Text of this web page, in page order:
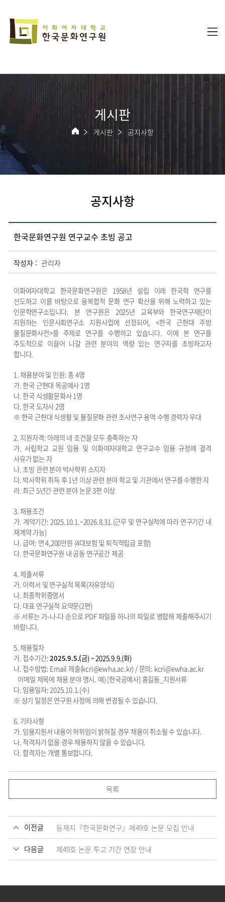
게시판
게시판 공지사항
공지사항
한국문화연구원 연구교수 초빙 공고
작성자 : 관리자
이화여자대학교 한국문화연구원은 1958년 설립 이래 한국학 연구를
선도하고 이를 바탕으로 융복합적 문화 연구 확산을 위해 노력하고 있는
인문학연구소입니다 .본 연구원은 2025년 교육부와 한국연구재단이
지원하는 인문사회연구소 지원사업에 선정되어 , <한국 근현대 주방
물질문화사전>를 주제로 연구를 수행하고 있습니다. 이에 본 연구를
주도적으로 이끌어 나갈 관련 분야의 역량 있는 연구자를 초빙하고자
합니다.
1. 채용분야 및 인원:총4명
가.한국 근현대 목공예사 1명
나.한국 식생활문화사1명
다.한국 도자사2명
※ 한국 근현대 식생활 및 물질문화 관련 조사연구 용역 수행 경력자 우대
2. 지원자격: 아래의 네 조건을 모두 충족하는 자
가. 사립학교 교원 임용 및 이화여자대학교 연구교수 임용 규정에 결격
사유가 없는 자
나. 초빙 관련 분야 박사학위 소지자
다. 박사학위 취득 후1년 이상 관련 분야 학교 및 기관에서 연구를 수행한 자
라. 최근 5년간 관련 분야 논문3편 이상
3. 채용조건
가. 계약기간: 2025.10.1.~2026.8.31.(근무 및 연구실적에 따라 연구기간 내
재계약 가능)
나.급여: 연4,200만원 (4대보험 및 퇴직적립금 포함)
다.한국문화연구원 내 공동 연구공간 제공
4.제출서류
가. 이력서 및 연구실적 목록(자유양식)
나. 최종학위증명서
다. 대표 연구실적 요약문(2편)
※ 서류는 가-나-다 순으로 PDF파일을 하나의 파일로 병합해 제출해주시기
바랍니다
5. 채용절차
가. 접수기간:2025.9.5.(금) ~ 2025.9.9.(화)
나. 접수방법: Email제출(kcri@ewha.ac.kr) /문의: kcri@ewha.ac.kr
이메일 제목에 채용 분야 명시 예) [한국공예사] 홍길동 지원서류
다. 임용일자: 2025.10.1.(수)
※ 상기 일정은 연구원 사정에 의해 변경될 수 있습니다
6. 기타사항
가. 임용지원서 내용이 허위임이 밝혀질 경우 채용이 취소될 수 있습니다
나. 적격자가 없을 경우 채용하지 않을 수 있습니다.
다. 합격자는 개별 통보합니다.
목록
이전글 등재지『한국문화연구』제49호 논문 모집 안내
다음글 제49호 논문 투고 기간 연장 안내